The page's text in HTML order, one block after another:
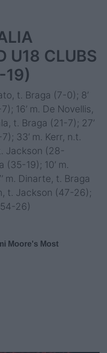
U18 CLUBS
t. Braga (7-0); 8’
16’ m. De Novellis,
t. Braga (21-7); 27’
33’ m. Kerr, n.t.
Jackson (28-
(35-19); 10’ m.
m. Dinarte, t. Braga
t. Jackson (47-26);
26)